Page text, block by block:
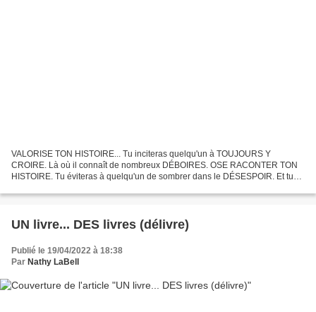
VALORISE TON HISTOIRE... Tu inciteras quelqu'un à TOUJOURS Y
CROIRE. Là où il connaît de nombreux DÉBOIRES. OSE RACONTER TON
HISTOIRE. Tu éviteras à quelqu'un de sombrer dans le DÉSESPOIR. Et tu
UN livre... DES livres (délivre)
Publié le 19/04/2022 à 18:38
Par Nathy LaBell